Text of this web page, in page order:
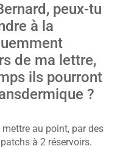
peux-tu
à la
de ma lettre,
ils pourront
?
au point, par des
à 2 réservoirs.